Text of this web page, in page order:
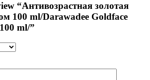
“Антивозрастная золотая
100 ml/Darawadee Goldface
ml/”